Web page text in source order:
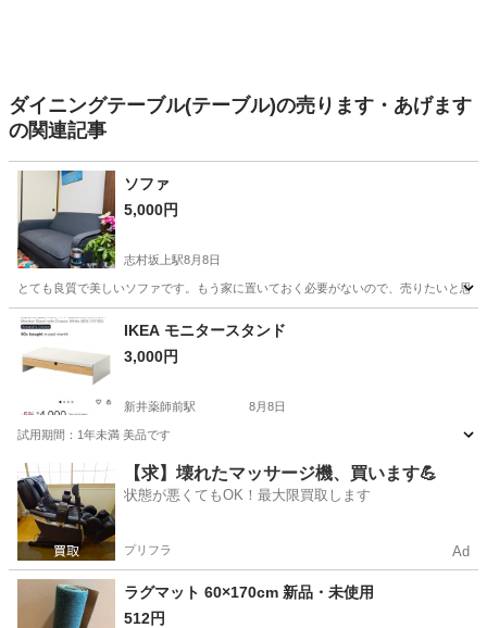
ダイニングテーブル(テーブル)の売ります・あげます
の関連記事
ソファ
5,000円
志村坂上駅8月8日
とても良質で美しいソファです。もう家に置いておく必要がないので、売りたいと思
東京 北区 ソファ
IKEA モニタースタンド
3,000円
新井薬師前駅 8月8日
試用期間：1年未満 美品です
東京 中野区 新井薬師前駅 オフィス用家具
【求】壊れたマッサージ機、買います💪
状態が悪くてもOK！最大限買取します
プリフラ Ad
ラグマット 60×170cm 新品・未使用
512円